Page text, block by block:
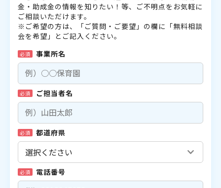
金・助成金の情報を知りたい！等、ご不明点をお気軽に
ご相談いただけます。
※ご希望の方は、「ご質問・ご要望」の欄に「無料相談
会を希望」とご記入ください。
必須 事業所名
必須 ご担当者名
必須 都道府県
必須 電話番号